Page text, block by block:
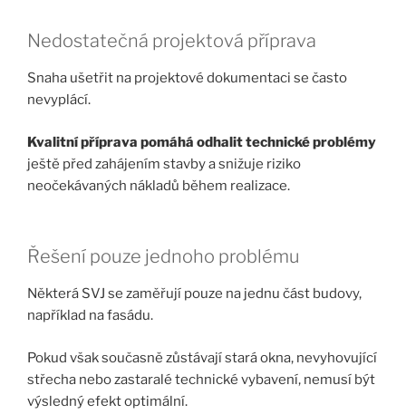
Nedostatečná projektová příprava
Snaha ušetřit na projektové dokumentaci se často
nevyplácí.
Kvalitní příprava pomáhá odhalit technické problémy
ještě před zahájením stavby a snižuje riziko
neočekávaných nákladů během realizace.
Řešení pouze jednoho problému
Některá SVJ se zaměřují pouze na jednu část budovy,
například na fasádu.
Pokud však současně zůstávají stará okna, nevyhovující
střecha nebo zastaralé technické vybavení, nemusí být
výsledný efekt optimální.